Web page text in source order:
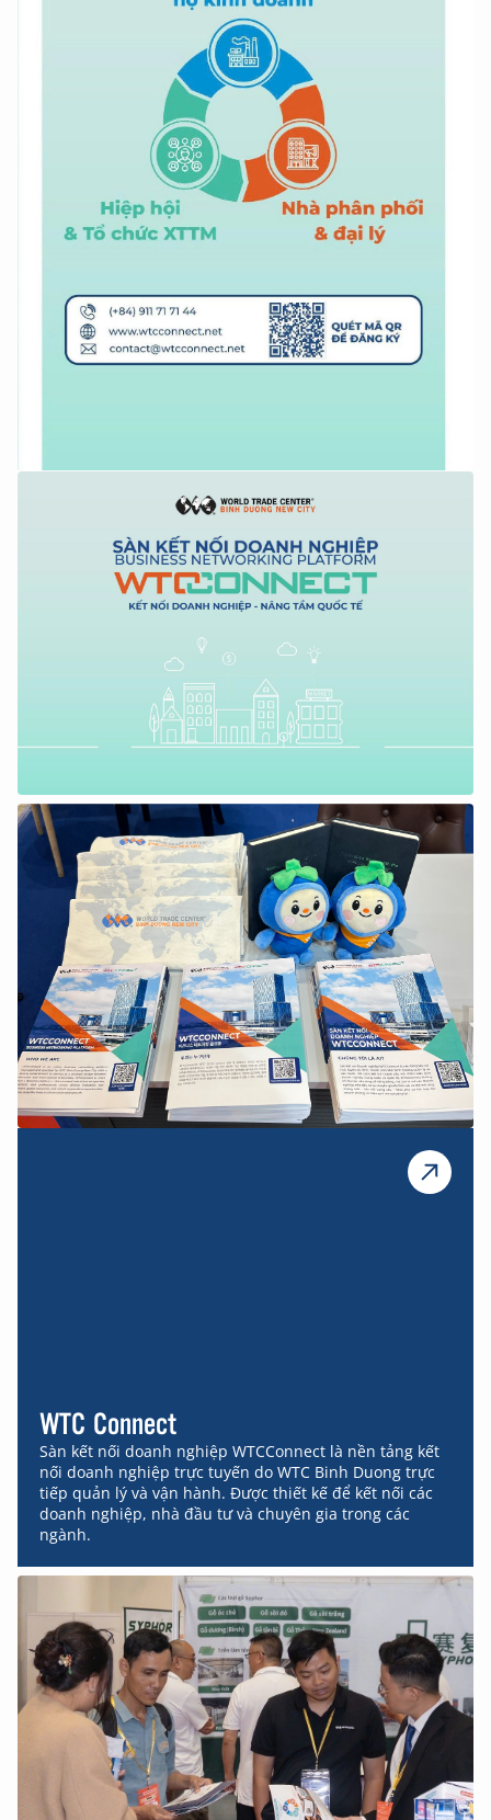
WTC Connect
Sàn kết nối doanh nghiệp WTCConnect là nền tảng kết
nối doanh nghiệp trực tuyến do WTC Binh Duong trực
tiếp quản lý và vận hành. Được thiết kế để kết nối các
doanh nghiệp, nhà đầu tư và chuyên gia trong các
ngành.